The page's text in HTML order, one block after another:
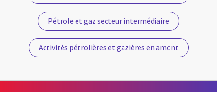
Pétrole et gaz secteur intermédiaire
Activités pétrolières et gazières en amont